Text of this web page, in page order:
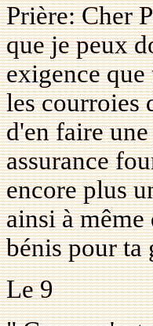
Prière: Cher
que je peux
exigence
les courroies
d'en faire
assurance
encore plus
ainsi à
bénis pour ta
Le9